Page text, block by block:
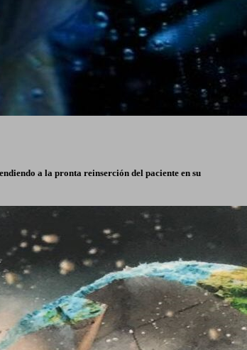
a la pronta reinserción del paciente en su